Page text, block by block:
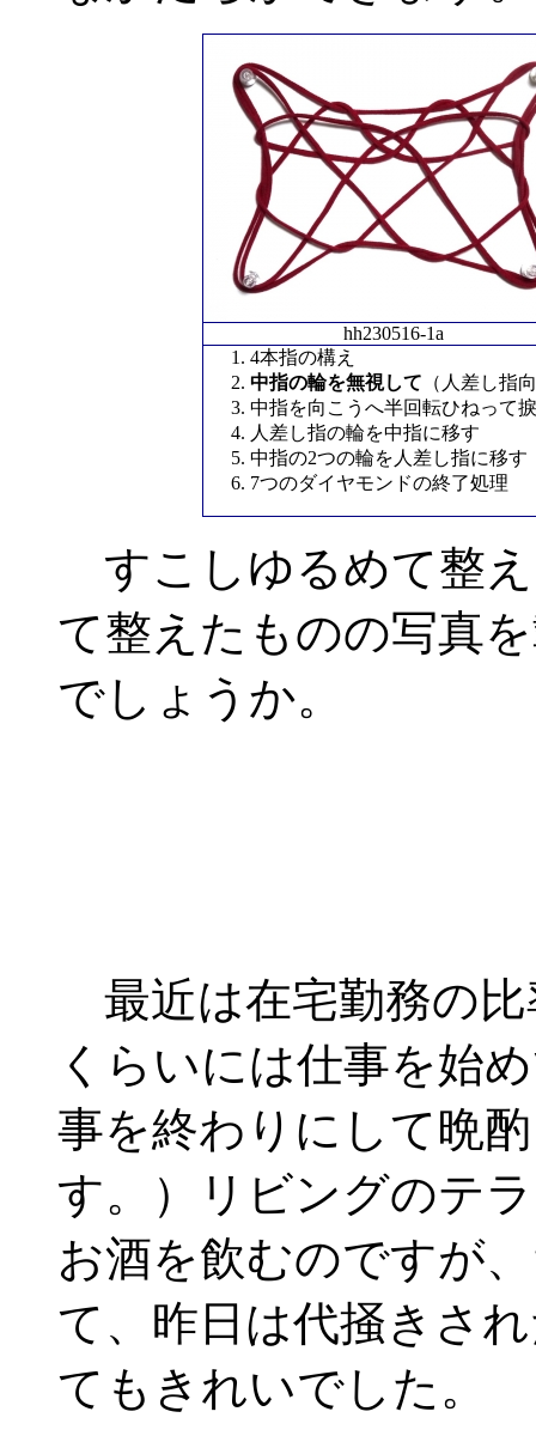
hh230516-1a
4本指の構え
中指の輪を無視して （人差し
中指を向こうへ半回転ひねって
人差し指の輪を中指に移す
中指の2つの輪を人差し指に移す
7つのダイヤモンドの終了処理
すこしゆるめて整
て整えたものの写真
でしょうか。
最近は在宅勤務の比
くらいには仕事を始
事を終わりにして晩
す。）リビングのテ
お酒を飲むのですが
て、昨日は代掻きさ
てもきれいでした。